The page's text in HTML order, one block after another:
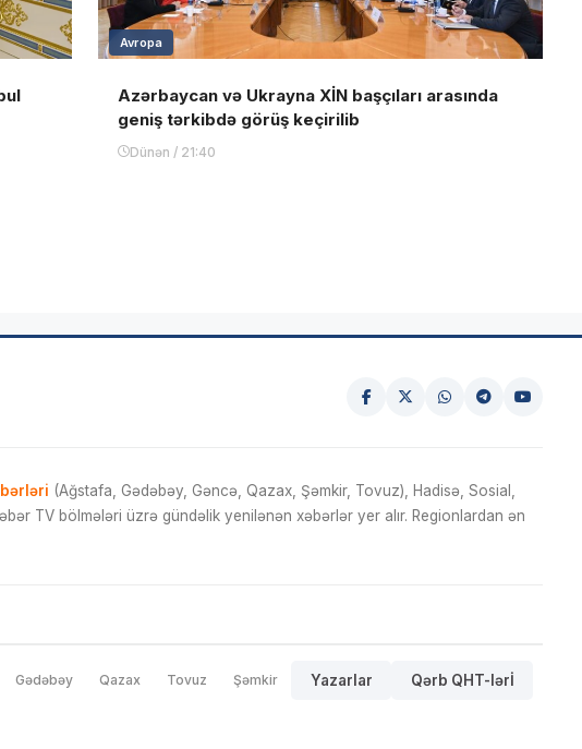
Avropa
Azərbaycan və Ukrayna XİN başçıları arasında
geniş tərkibdə görüş keçirilib
Dünən / 21:40
(Ağstafa, Gədəbəy, Gəncə, Qazax, Şəmkir, Tovuz), Hadisə, Sosial,
TV bölmələri üzrə gündəlik yenilənən xəbərlər yer alır. Regionlardan ən
Gədəbəy Qazax Tovuz Şəmkir Yazarlar Qərb QHT-lərİ